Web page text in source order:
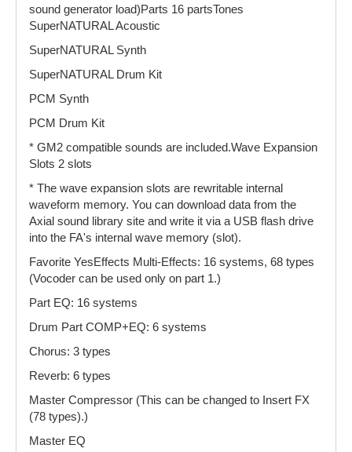
sound generator load)Parts 16 partsTones
SuperNATURAL Acoustic
SuperNATURAL Synth
SuperNATURAL Drum Kit
PCM Synth
PCM Drum Kit
* GM2 compatible sounds are included.Wave Expansion
Slots 2 slots
* The wave expansion slots are rewritable internal
waveform memory. You can download data from the
Axial sound library site and write it via a USB flash drive
into the FA's internal wave memory (slot).
Favorite YesEffects Multi-Effects: 16 systems, 68 types
(Vocoder can be used only on part 1.)
Part EQ: 16 systems
Drum Part COMP+EQ: 6 systems
Chorus: 3 types
Reverb: 6 types
Master Compressor (This can be changed to Insert FX
(78 types).)
Master EQ